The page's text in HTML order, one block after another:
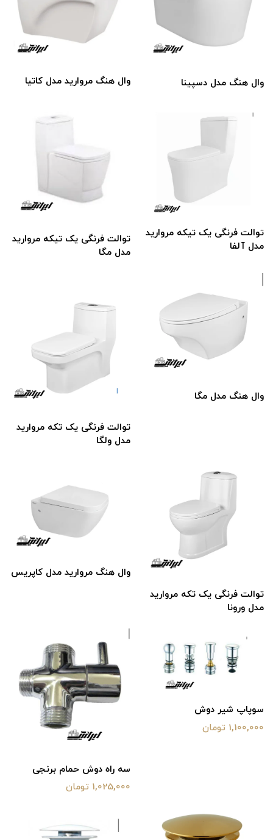
وال هنگ مدل دسپینا وال هنگ مروارید مدل کاتیا
توالت فرنگی یک تیکه مروارید
مدل آلفا
توالت فرنگی یک تیکه مروارید
مدل مگا
وال هنگ مدل مگا
توالت فرنگی یک تکه مروارید
مدل ولگا
توالت فرنگی یک تکه مروارید
مدل ورونا
وال هنگ مروارید مدل کاپریس
سوپاپ شیر دوش
1,100,000 تومان
سه راه دوش حمام برنجی
1,025,000 تومان